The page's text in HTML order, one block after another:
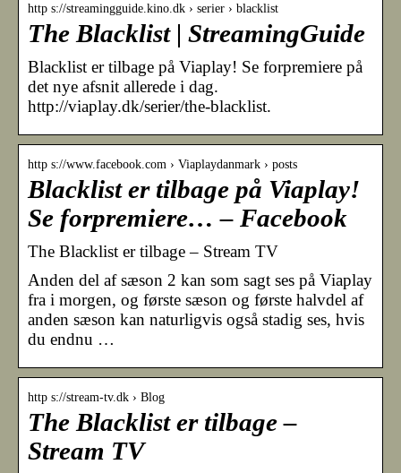
http s://streamingguide.kino.dk › serier › blacklist
The Blacklist | StreamingGuide
Blacklist er tilbage på Viaplay! Se forpremiere på
det nye afsnit allerede i dag.
http://viaplay.dk/serier/the-blacklist.
http s://www.facebook.com › Viaplaydanmark › posts
Blacklist er tilbage på Viaplay!
Se forpremiere… – Facebook
The Blacklist er tilbage – Stream TV
Anden del af sæson 2 kan som sagt ses på Viaplay
fra i morgen, og første sæson og første halvdel af
anden sæson kan naturligvis også stadig ses, hvis
du endnu …
http s://stream-tv.dk › Blog
The Blacklist er tilbage –
Stream TV